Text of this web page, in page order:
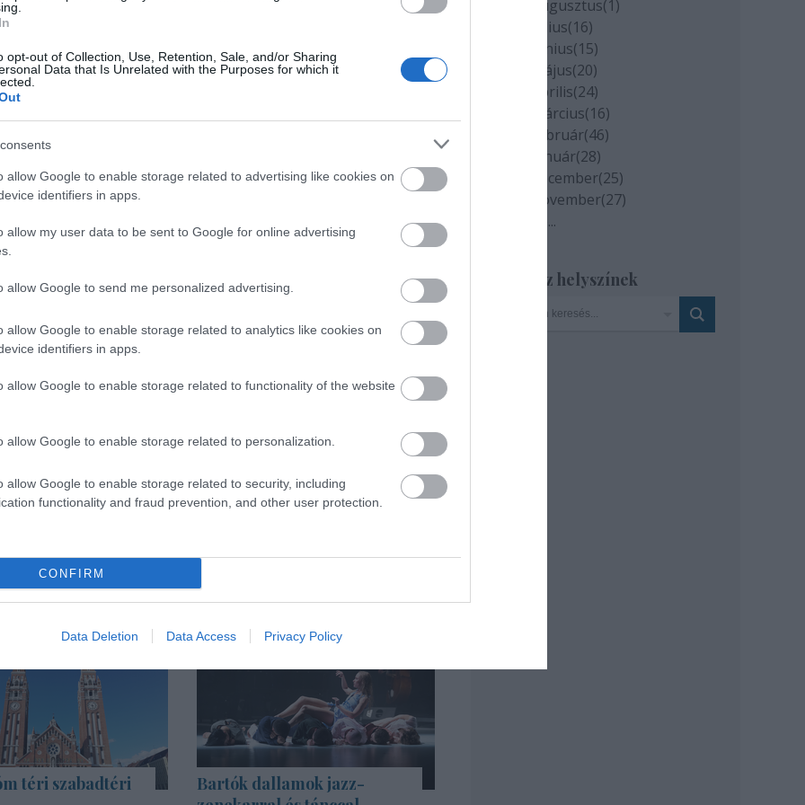
opt-out of Collection, Use, Retention, Sale, and/or Sharing
Data that Is Unrelated with the Purposes for which it
allow Google to enable storage related to advertising like cookies on
identifiers in apps.
allow my user data to be sent to Google for online advertising
allow Google to send me personalized advertising.
allow Google to enable storage related to analytics like cookies on
identifiers in apps.
allow Google to enable storage related to functionality of the website
allow Google to enable storage related to personalization.
allow Google to enable storage related to security, including
functionality and fraud prevention, and other user protection.
CONFIRM
Data Deletion Data Access Privacy Policy
Rab Zoltán
néhány cserépdarabkája által próbálja felidézni a
a hatvanas évek óta született generációk felé is utat
színművészt
lesz, az egykori vármegyék székhelyein:
kerül bemutatásra az előadás,
február 15-énpedig Sepsiszentgyörgyön a Tamási
a Kényszerleszállást, mindhárom helyszínen
(Kovászna), a 0267362002-es (Kézdivásárhely) és a
A sepsiszentgyörgyi előadásra elektronikus úton is
Forrás: Tamási Áron Színház
téri szabadtéri
Bartók dallamok jazz-
2020 augusztus(1)
2020 július(16)
2020 június(15)
2020 május(20)
2020 április(24)
2020 március(16)
2020 február(46)
2020 január(28)
2019 december(25)
2019 november(27)
...
Szinház helyszínek